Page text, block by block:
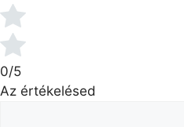
0/5
Az értékelésed